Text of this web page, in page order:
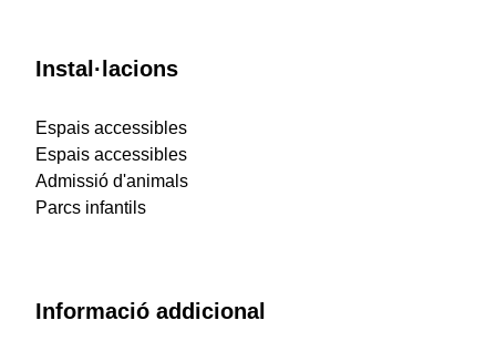
Instal·lacions
Espais accessibles
Espais accessibles
Admissió d'animals
Parcs infantils
Informació addicional